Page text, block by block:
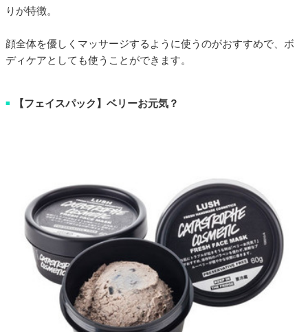
りが特徴。
顔全体を優しくマッサージするように使うのがおすすめで、ボ
ディケアとしても使うことができます。
■ 【フェイスパック】ベリーお元気？